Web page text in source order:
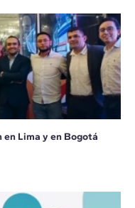
en Lima y en Bogotá